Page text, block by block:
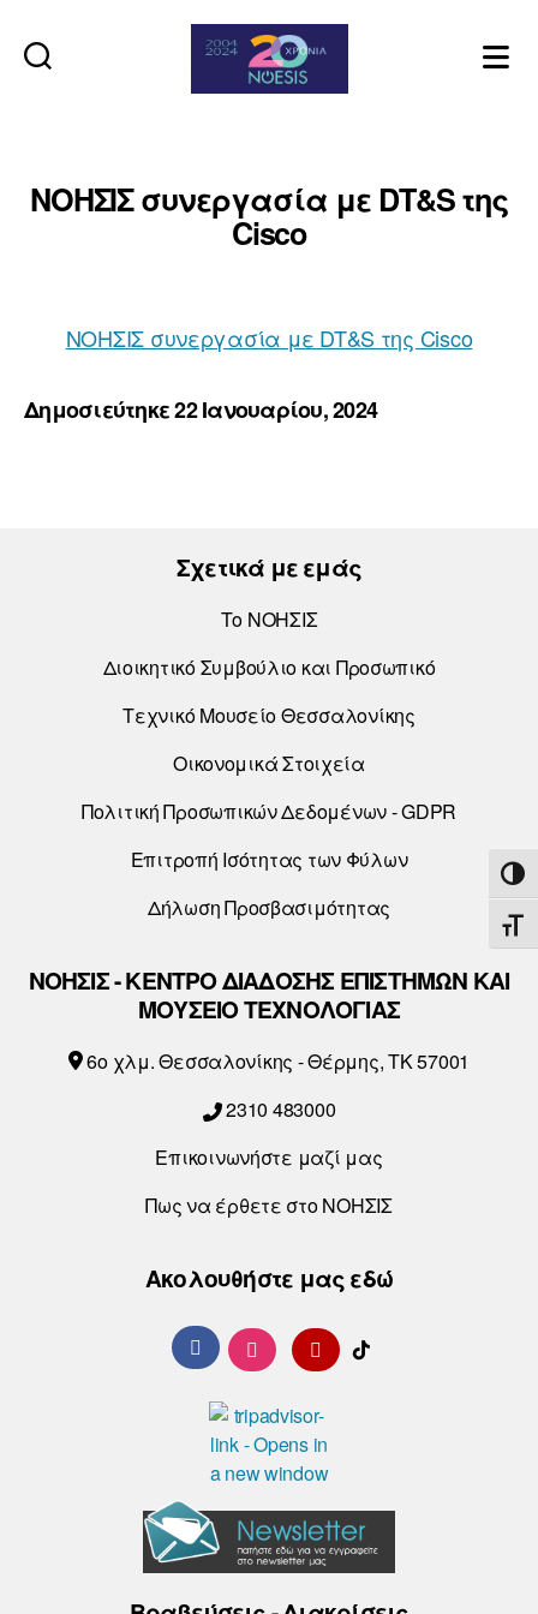
ΝΟΗΣΙΣ συνεργασία με DT&S της
Cisco
ΝΟΗΣΙΣ συνεργασία με DT&S της Cisco
Δημοσιεύτηκε 22 Ιανουαρίου, 2024
Σχετικά με εμάς
Το ΝΟΗΣΙΣ
Διοικητικό Συμβούλιο και Προσωπικό
Τεχνικό Μουσείο Θεσσαλονίκης
Οικονομικά Στοιχεία
Πολιτική Προσωπικών Δεδομένων - GDPR
Επιτροπή Ισότητας των Φύλων
Δήλωση Προσβασιμότητας
ΝΟΗΣΙΣ - ΚΕΝΤΡΟ ΔΙΑΔΟΣΗΣ ΕΠΙΣΤΗΜΩΝ ΚΑΙ
ΜΟΥΣΕΙΟ ΤΕΧΝΟΛΟΓΙΑΣ
6o χλμ. Θεσσαλονίκης - Θέρμης, ΤΚ 57001
2310 483000
Επικοινωνήστε μαζί μας
Πως να έρθετε στο ΝΟΗΣΙΣ
Ακολουθήστε μας εδώ